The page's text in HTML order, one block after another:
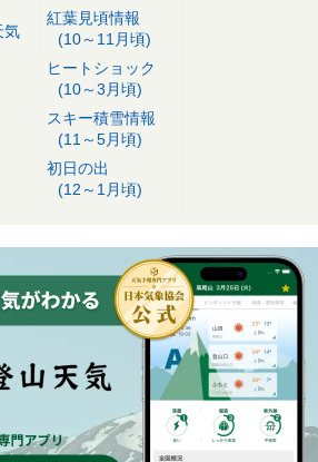
気
紅葉見頃情報
(10～11月頃)
ヒートショック
(10～3月頃)
スキー積雪情報
(11～5月頃)
初日の出
(12～1月頃)